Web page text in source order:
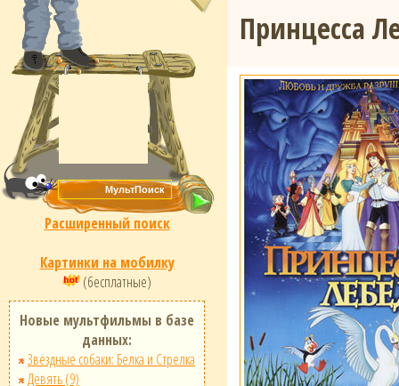
Расширенный поиск
Картинки на мобилку
(бесплатные)
Новые мультфильмы в базе
данных:
Звёздные собаки: Белка и Стрелка
Девять (9)
Принцесса